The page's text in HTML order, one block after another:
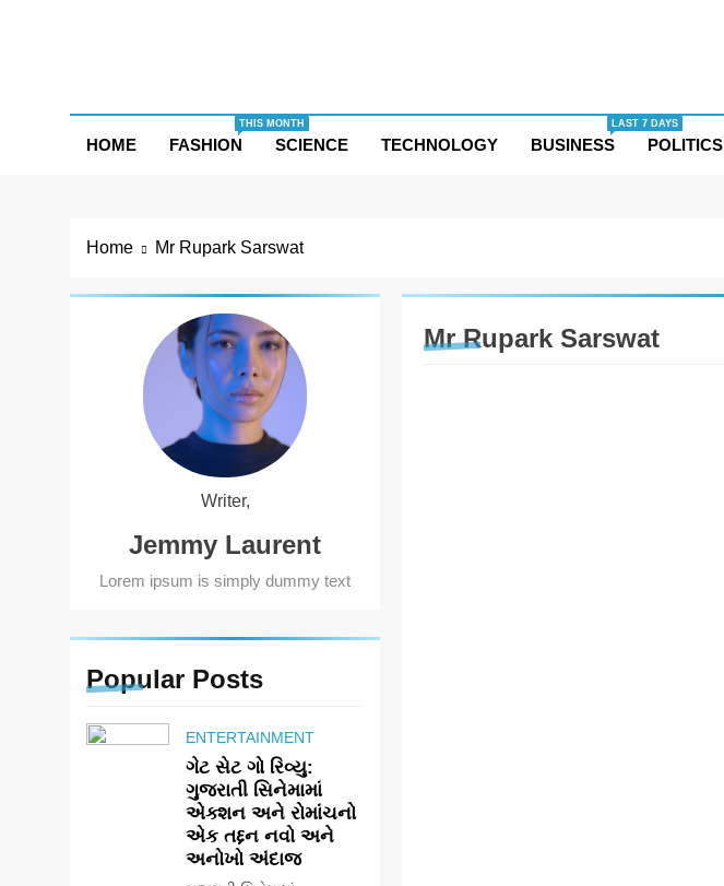
HOME FASHION
THIS MONTH
SCIENCE TECHNOLOGY BUSINESS
LAST 7 DAYS
POLITICS
Home Mr Rupark Sarswat
Writer,
Jemmy Laurent
Lorem ipsum is simply dummy text
Popular Posts
ENTERTAINMENT
ગેટ સેટ ગો રિવ્યુ:
ગુજરાતી સિનેમામાં
એક્શન અને રોમાંચનો
એક તદ્દન નવો અને
અનોખો અંદાજ
Mr Rupark Sarswat